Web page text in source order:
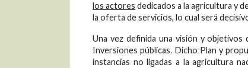
los actores dedicados a la agricultura y
la oferta de servicios, lo cual será
Una vez definida una visión y
Inversiones públicas. Dicho Plan y
instancias no ligadas a la agricultura